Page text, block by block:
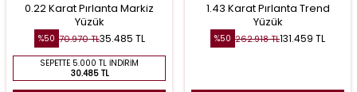
0.22 Karat Pırlanta Markiz
Yüzük
%50 70.970TL35.485 TL
SEPETTE 5.000 TL İNDIRIM
30.485 TL
1.43 Karat Pırlanta Trend
Yüzük
%50 262.918TL131.459 TL